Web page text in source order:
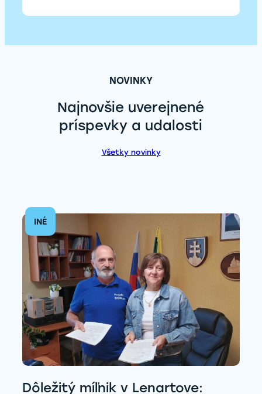
NOVINKY
Najnovšie uverejnené
príspevky a udalosti
Všetky novinky
INÉ
Dôležitý míľnik v Lenartove: